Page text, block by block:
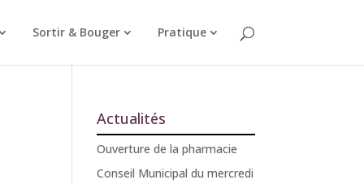
Sortir & Bouger Pratique
Actualités
Ouverture de la pharmacie
Conseil Municipal du mercredi